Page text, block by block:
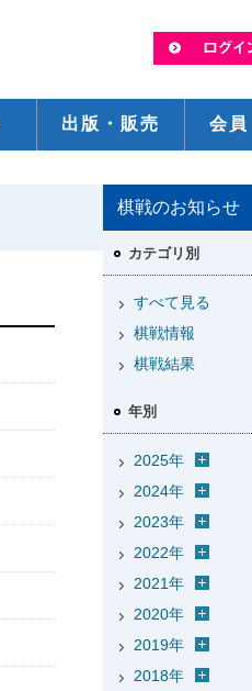
出版・販売 会員
棋戦のお知らせ
カテゴリ別
すべて見る
棋戦情報
棋戦結果
年別
2025年
2024年
2023年
2022年
2021年
2020年
2019年
2018年